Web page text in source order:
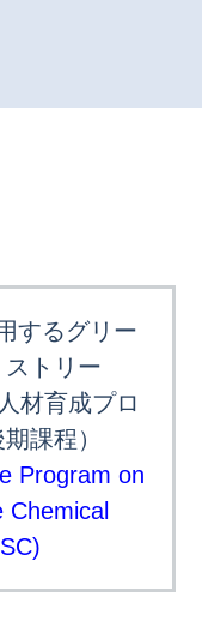
するグリー
トリー
材育成プロ
課程）
Program on
Chemical